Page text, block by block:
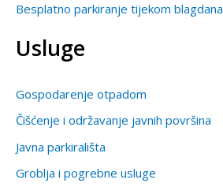
Besplatno parkiranje tijekom blagdana
Usluge
Gospodarenje otpadom
Čišćenje i održavanje javnih površina
Javna parkirališta
Groblja i pogrebne usluge